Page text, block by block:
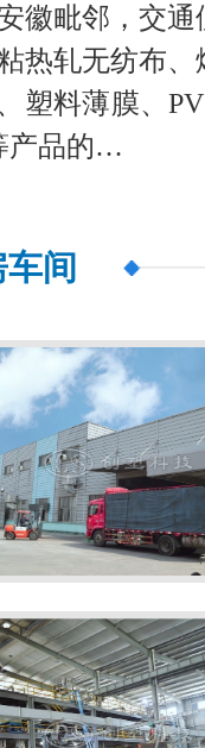
徽毗邻，交通
热轧无纺布、
塑料薄膜、
产品的…
间